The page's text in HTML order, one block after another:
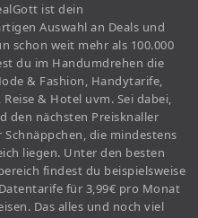
ist dein
Auswahl an Deals und
schon weit mehr als 100.000
du im Handumdrehen die
& Fashion, Handytarife,
& Hotel uvm. Sei dabei,
den nächsten Preisknaller
die mindestens
liegen. Unter den besten
findest du beispielsweise
für 3,99€ pro Monat
Das alles und noch viel